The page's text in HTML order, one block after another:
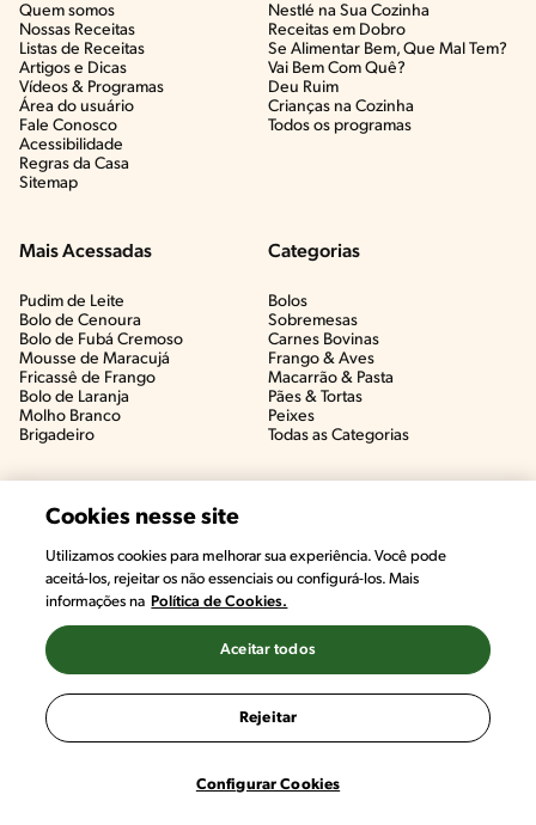
Quem somos
Nossas Receitas
Listas de Receitas​
Artigos e Dicas​
Vídeos & Programas​
Área do usuário
Fale Conosco
Acessibilidade
Regras da Casa
Sitemap
Nestlé na Sua Cozinha
Receitas em Dobro
Se Alimentar Bem, Que Mal Tem?​
Vai Bem Com Quê?​
Deu Ruim​
Crianças na Cozinha​
Todos os programas
Mais Acessadas
Pudim de Leite
Bolo de Cenoura
Bolo de Fubá Cremoso
Mousse de Maracujá
Fricassê de Frango
Bolo de Laranja
Molho Branco
Brigadeiro
Categorias
Bolos
Sobremesas
Carnes Bovinas​
Frango & Aves​
Macarrão & Pasta​
Pães & Tortas​
Peixes
Todas as Categorias
Cookies nesse site
Utilizamos cookies para melhorar sua experiência. Você pode
aceitá-los, rejeitar os não essenciais ou configurá-los. Mais
informações na Política de Cookies.
Configurar Cookies
Rejeitar
Aceitar todos